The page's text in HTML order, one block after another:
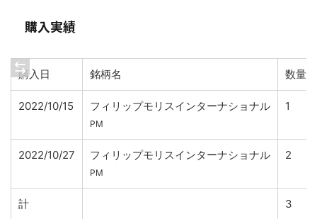
購入実績
購入日 銘柄名 数量
2022/10/15 フィリップモリスインターナショナル
PM
1
2022/10/27 フィリップモリスインターナショナル
PM
2
計 3